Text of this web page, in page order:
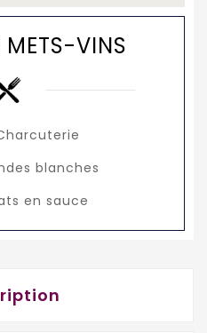
VINS
blanches
en sauce